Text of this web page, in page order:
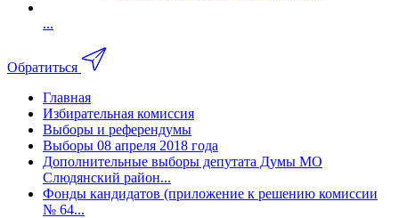
...
Обратиться
Главная
Избирательная комиссия
Выборы и референдумы
Выборы 08 апреля 2018 года
Дополнительные выборы депутата Думы МО
Слюдянский район...
Фонды кандидатов (приложение к решению комиссии
№ 64...